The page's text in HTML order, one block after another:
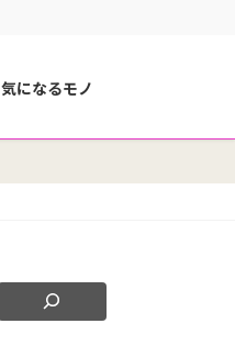
気になるモノ